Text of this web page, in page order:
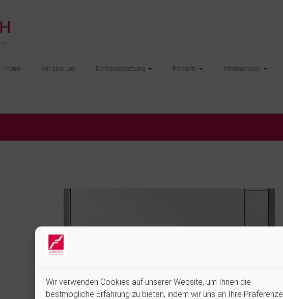
Wir verwenden Cookies auf unserer Website, um Ihnen die
bestmögliche Erfahrung zu bieten, indem wir uns an Ihre
Home Wir über uns Dentalausstattung Produkte Informationen